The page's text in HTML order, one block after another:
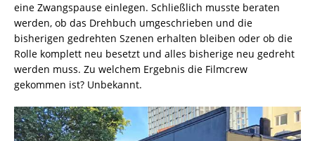
eine Zwangspause einlegen. Schließlich musste beraten
werden, ob das Drehbuch umgeschrieben und die
bisherigen gedrehten Szenen erhalten bleiben oder ob die
Rolle komplett neu besetzt und alles bisherige neu gedreht
werden muss. Zu welchem Ergebnis die Filmcrew
gekommen ist? Unbekannt.